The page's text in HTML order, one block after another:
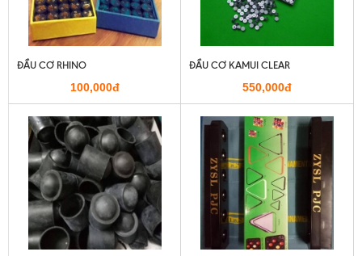
ĐẦU CƠ RHINO
100,000đ
ĐẦU CƠ KAMUI CLEAR
550,000đ